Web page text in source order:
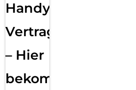
Handy
Vertragsabwicklung
– Hier
bekommst